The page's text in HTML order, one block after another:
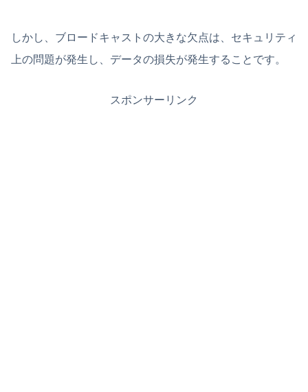
しかし、ブロードキャストの大きな欠点は、セキュリティ
上の問題が発生し、データの損失が発生することです。
スポンサーリンク